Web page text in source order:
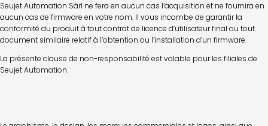
Seujet Automation Sàrl ne fera en aucun cas l’acquisition et ne fournira en
aucun cas de firmware en votre nom. Il vous incombe de garantir la
conformité du produit à tout contrat de licence d’utilisateur final ou tout
document similaire relatif à l’obtention ou l’installation d’un firmware.
La présente clause de non-responsabilité est valable pour les filiales de
Seujet Automation.